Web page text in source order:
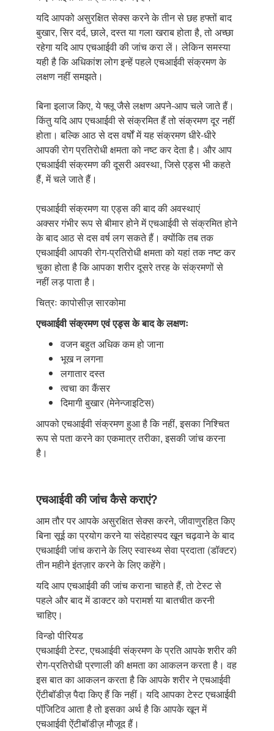
यदि आपको असुरक्षित सेक्स करने के तीन से छह हफ्तों बाद
बुखार, सिर दर्द, छाले, दस्त या गला खराब होता है, तो अच्छा
रहेगा यदि आप एचआईवी की जांच करा लें। लेकिन समस्या
यही है कि अधिकांश लोग इन्हें पहले एचआईवी संक्रमण के
लक्षण नहीं समझते।
बिना इलाज किए, ये फ्लू जैसे लक्षण अपने-आप चले जाते हैं।
किंतु यदि आप एचआईवी से संक्रमित हैं तो संक्रमण दूर नहीं
होता। बल्कि आठ से दस वर्षों में यह संक्रमण धीरे-धीरे
आपकी रोग प्रतिरोधी क्षमता को नष्ट कर देता है। और आप
एचआईवी संक्रमण की दूसरी अवस्था, जिसे एड्स भी कहते
हैं, में चले जाते हैं।
एचआईवी संक्रमण या एड्स की बाद की अवस्थाएं
अक्सर गंभीर रूप से बीमार होने में एचआईवी से संक्रमित होने
के बाद आठ से दस वर्ष लग सकते हैं। क्योंकि तब तक
एचआईवी आपकी रोग-प्रतिरोधी क्षमता को यहां तक नष्ट कर
चुका होता है कि आपका शरीर दूसरे तरह के संक्रमणों से
नहीं लड़ पाता है।
चित्रः कापोसीज़ सारकोमा
एचआईवी संक्रमण एवं एड्स के बाद के लक्षणः
वजन बहुत अधिक कम हो जाना
भूख न लगना
लगातार दस्त
त्वचा का कैंसर
दिमागी बुखार (मेनेन्जाइटिस)
आपको एचआईवी संक्रमण हुआ है कि नहीं, इसका निश्चित
रूप से पता करने का एकमात्र तरीका, इसकी जांच करना
है।
एचआईवी की जांच कैसे कराएं?
आम तौर पर आपके असुरक्षित सेक्स करने, जीवाणुरहित किए
बिना सूई का प्रयोग करने या संदेहास्पद खून चढ़वाने के बाद
एचआईवी जांच कराने के लिए स्वास्थ्य सेवा प्रदाता (डॉक्टर)
तीन महीने इंतज़ार करने के लिए कहेंगे।
यदि आप एचआईवी की जांच कराना चाहते हैं, तो टेस्ट से
पहले और बाद में डाक्टर को परामर्श या बातचीत करनी
चाहिए।
विन्डो पीरियड
एचआईवी टेस्ट, एचआईवी संक्रमण के प्रति आपके शरीर की
रोग-प्रतिरोधी प्रणाली की क्षमता का आकलन करता है। वह
इस बात का आकलन करता है कि आपके शरीर ने एचआईवी
ऐंटीबॉडीज़ पैदा किए हैं कि नहीं। यदि आपका टेस्ट एचआईवी
पॉजि़टिव आता है तो इसका अर्थ है कि आपके खून में
एचआईवी ऐंटीबॉडीज़ मौजूद हैं।